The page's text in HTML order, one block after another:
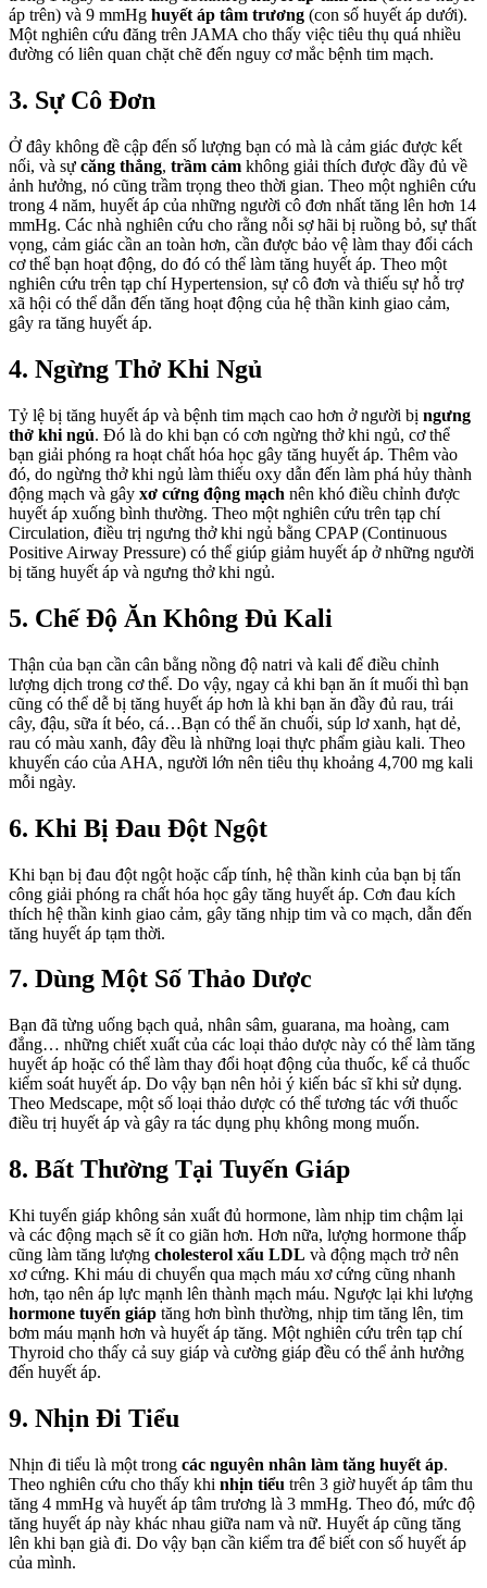
áp trên) và 9 mmHg huyết áp tâm trương (con số huyết áp dưới).
Một nghiên cứu đăng trên JAMA cho thấy việc tiêu thụ quá nhiều
đường có liên quan chặt chẽ đến nguy cơ mắc bệnh tim mạch.
3. Sự Cô Đơn
Ở đây không đề cập đến số lượng bạn có mà là cảm giác được kết
nối, và sự căng thẳng, trầm cảm không giải thích được đầy đủ về
ảnh hưởng, nó cũng trầm trọng theo thời gian. Theo một nghiên cứu
trong 4 năm, huyết áp của những người cô đơn nhất tăng lên hơn 14
mmHg. Các nhà nghiên cứu cho rằng nỗi sợ hãi bị ruồng bỏ, sự thất
vọng, cảm giác cần an toàn hơn, cần được bảo vệ làm thay đổi cách
cơ thể bạn hoạt động, do đó có thể làm tăng huyết áp. Theo một
nghiên cứu trên tạp chí Hypertension, sự cô đơn và thiếu sự hỗ trợ
xã hội có thể dẫn đến tăng hoạt động của hệ thần kinh giao cảm,
gây ra tăng huyết áp.
4. Ngừng Thở Khi Ngủ
Tỷ lệ bị tăng huyết áp và bệnh tim mạch cao hơn ở người bị ngưng
thở khi ngủ. Đó là do khi bạn có cơn ngừng thở khi ngủ, cơ thể
bạn giải phóng ra hoạt chất hóa học gây tăng huyết áp. Thêm vào
đó, do ngừng thở khi ngủ làm thiếu oxy dẫn đến làm phá hủy thành
động mạch và gây xơ cứng động mạch nên khó điều chỉnh được
huyết áp xuống bình thường. Theo một nghiên cứu trên tạp chí
Circulation, điều trị ngưng thở khi ngủ bằng CPAP (Continuous
Positive Airway Pressure) có thể giúp giảm huyết áp ở những người
bị tăng huyết áp và ngưng thở khi ngủ.
5. Chế Độ Ăn Không Đủ Kali
Thận của bạn cần cân bằng nồng độ natri và kali để điều chỉnh
lượng dịch trong cơ thể. Do vậy, ngay cả khi bạn ăn ít muối thì bạn
cũng có thể dễ bị tăng huyết áp hơn là khi bạn ăn đầy đủ rau, trái
cây, đậu, sữa ít béo, cá…Bạn có thể ăn chuối, súp lơ xanh, hạt dẻ,
rau có màu xanh, đây đều là những loại thực phẩm giàu kali. Theo
khuyến cáo của AHA, người lớn nên tiêu thụ khoảng 4,700 mg kali
mỗi ngày.
6. Khi Bị Đau Đột Ngột
Khi bạn bị đau đột ngột hoặc cấp tính, hệ thần kinh của bạn bị tấn
công giải phóng ra chất hóa học gây tăng huyết áp. Cơn đau kích
thích hệ thần kinh giao cảm, gây tăng nhịp tim và co mạch, dẫn đến
tăng huyết áp tạm thời.
7. Dùng Một Số Thảo Dược
Bạn đã từng uống bạch quả, nhân sâm, guarana, ma hoàng, cam
đắng… những chiết xuất của các loại thảo dược này có thể làm tăng
huyết áp hoặc có thể làm thay đổi hoạt động của thuốc, kể cả thuốc
kiểm soát huyết áp. Do vậy bạn nên hỏi ý kiến bác sĩ khi sử dụng.
Theo Medscape, một số loại thảo dược có thể tương tác với thuốc
điều trị huyết áp và gây ra tác dụng phụ không mong muốn.
8. Bất Thường Tại Tuyến Giáp
Khi tuyến giáp không sản xuất đủ hormone, làm nhịp tim chậm lại
và các động mạch sẽ ít co giãn hơn. Hơn nữa, lượng hormone thấp
cũng làm tăng lượng cholesterol xấu LDL và động mạch trở nên
xơ cứng. Khi máu di chuyển qua mạch máu xơ cứng cũng nhanh
hơn, tạo nên áp lực mạnh lên thành mạch máu. Ngược lại khi lượng
hormone tuyến giáp tăng hơn bình thường, nhịp tim tăng lên, tim
bơm máu mạnh hơn và huyết áp tăng. Một nghiên cứu trên tạp chí
Thyroid cho thấy cả suy giáp và cường giáp đều có thể ảnh hưởng
đến huyết áp.
9. Nhịn Đi Tiểu
Nhịn đi tiểu là một trong các nguyên nhân làm tăng huyết áp.
Theo nghiên cứu cho thấy khi nhịn tiểu trên 3 giờ huyết áp tâm thu
tăng 4 mmHg và huyết áp tâm trương là 3 mmHg. Theo đó, mức độ
tăng huyết áp này khác nhau giữa nam và nữ. Huyết áp cũng tăng
lên khi bạn già đi. Do vậy bạn cần kiểm tra để biết con số huyết áp
của mình.